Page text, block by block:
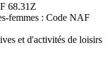
68.31Z
femmes : Code NAF
et d'activités de loisirs